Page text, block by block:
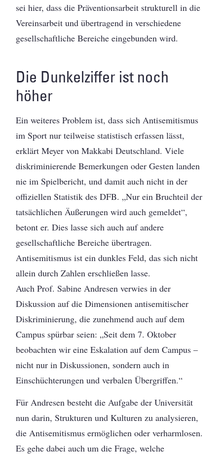
sei hier, dass die Präventionsarbeit strukturell in die
Vereinsarbeit und übertragend in verschiedene
gesellschaftliche Bereiche eingebunden wird.
Die Dunkelziffer ist noch
höher
Ein weiteres Problem ist, dass sich Antisemitismus
im Sport nur teilweise statistisch erfassen lässt,
erklärt Meyer von Makkabi Deutschland. Viele
diskriminierende Bemerkungen oder Gesten landen
nie im Spielbericht, und damit auch nicht in der
offiziellen Statistik des DFB. „Nur ein Bruchteil der
tatsächlichen Äußerungen wird auch gemeldet“,
betont er. Dies lasse sich auch auf andere
gesellschaftliche Bereiche übertragen.
Antisemitismus ist ein dunkles Feld, das sich nicht
allein durch Zahlen erschließen lasse.
Auch Prof. Sabine Andresen verwies in der
Diskussion auf die Dimensionen antisemitischer
Diskriminierung, die zunehmend auch auf dem
Campus spürbar seien: „Seit dem 7. Oktober
beobachten wir eine Eskalation auf dem Campus –
nicht nur in Diskussionen, sondern auch in
Einschüchterungen und verbalen Übergriffen.“
Für Andresen besteht die Aufgabe der Universität
nun darin, Strukturen und Kulturen zu analysieren,
die Antisemitismus ermöglichen oder verharmlosen.
Es gehe dabei auch um die Frage, welche